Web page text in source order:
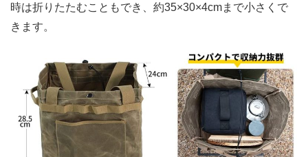
時は折りたたむこともでき、約35×30×4cmまで小さくで
きます。